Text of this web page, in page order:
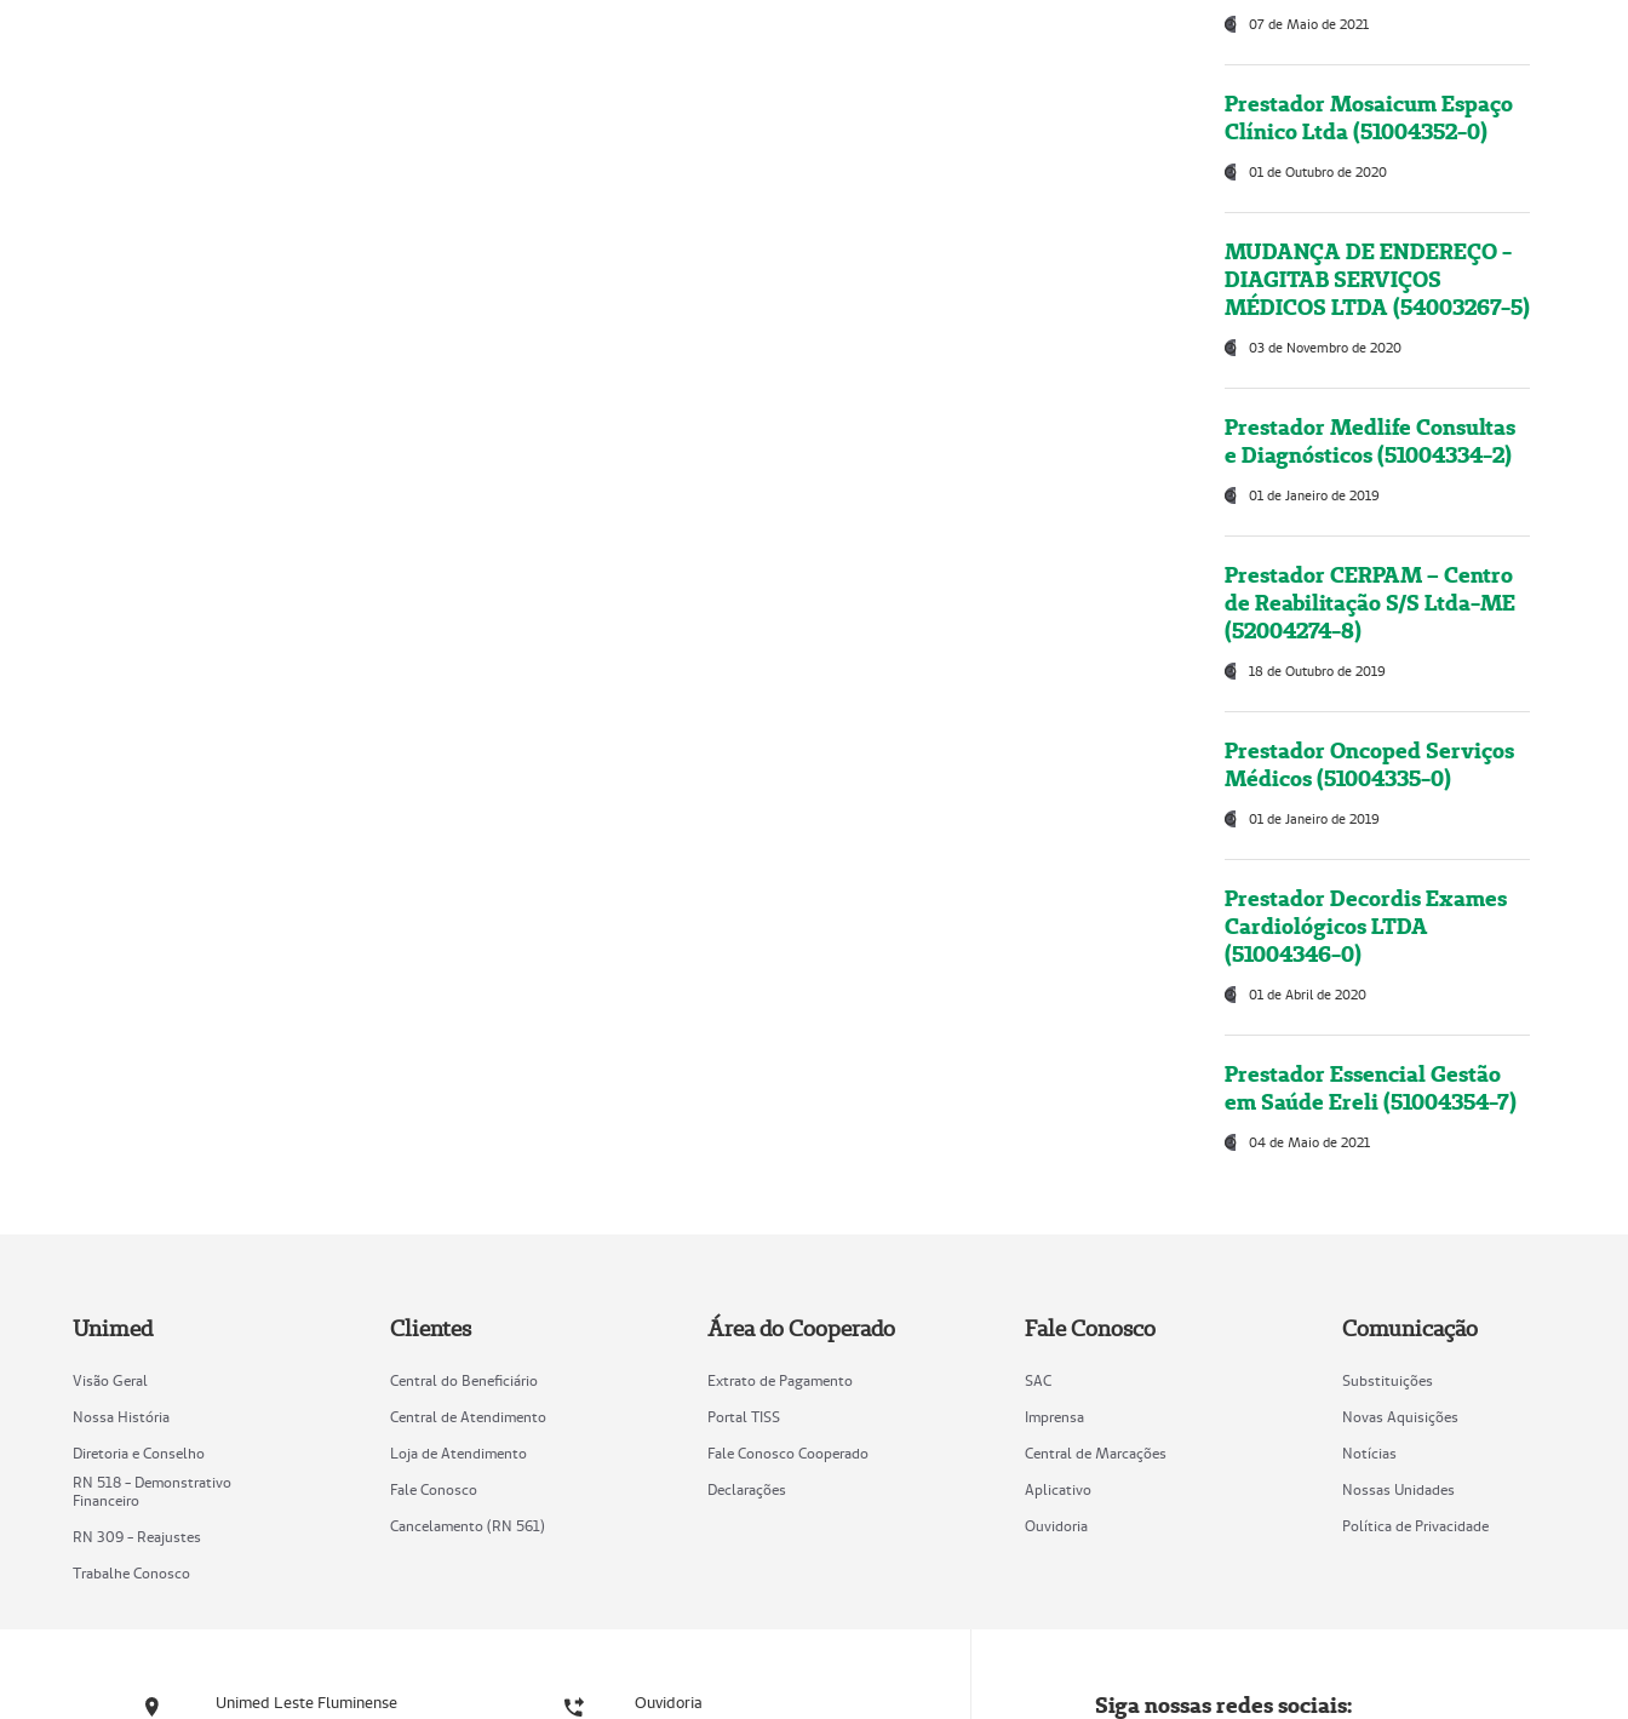
07 de Maio de 2021
Prestador Mosaicum Espaço
Clínico Ltda (51004352-0)
01 de Outubro de 2020
MUDANÇA DE ENDEREÇO -
DIAGITAB SERVIÇOS
MÉDICOS LTDA (54003267-5)
03 de Novembro de 2020
Prestador Medlife Consultas
e Diagnósticos (51004334-2)
01 de Janeiro de 2019
Prestador CERPAM – Centro
de Reabilitação S/S Ltda-ME
(52004274-8)
18 de Outubro de 2019
Prestador Oncoped Serviços
Médicos (51004335-0)
01 de Janeiro de 2019
Prestador Decordis Exames
Cardiológicos LTDA
(51004346-0)
01 de Abril de 2020
Prestador Essencial Gestão
em Saúde Ereli (51004354-7)
04 de Maio de 2021
Unimed
Visão Geral
Nossa História
Diretoria e Conselho
RN 518 - Demonstrativo
Financeiro
RN 309 - Reajustes
Trabalhe Conosco
Clientes
Central do Beneficiário
Central de Atendimento
Loja de Atendimento
Fale Conosco
Cancelamento (RN 561)
Área do Cooperado
Extrato de Pagamento
Portal TISS
Fale Conosco Cooperado
Declarações
Fale Conosco
SAC
Imprensa
Central de Marcações
Aplicativo
Ouvidoria
Comunicação
Substituições
Novas Aquisições
Notícias
Nossas Unidades
Política de Privacidade
Unimed Leste Fluminense Ouvidoria Siga nossas redes sociais: